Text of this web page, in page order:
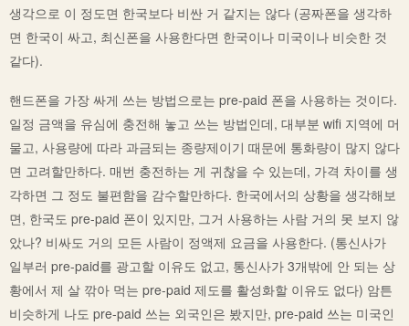
생각으로 이 정도면 한국보다 비싼 거 같지는 않다 (공짜폰을 생각하
면 한국이 싸고, 최신폰을 사용한다면 한국이나 미국이나 비슷한 것
같다).
핸드폰을 가장 싸게 쓰는 방법으로는 pre-paid 폰을 사용하는 것이다.
일정 금액을 유심에 충전해 놓고 쓰는 방법인데, 대부분 wifi 지역에 머
물고, 사용량에 따라 과금되는 종량제이기 때문에 통화량이 많지 않다
면 고려할만하다. 매번 충전하는 게 귀찮을 수 있는데, 가격 차이를 생
각하면 그 정도 불편함을 감수할만하다. 한국에서의 상황을 생각해보
면, 한국도 pre-paid 폰이 있지만, 그거 사용하는 사람 거의 못 보지 않
았나? 비싸도 거의 모든 사람이 정액제 요금을 사용한다. (통신사가
일부러 pre-paid를 광고할 이유도 없고, 통신사가 3개밖에 안 되는 상
황에서 제 살 깎아 먹는 pre-paid 제도를 활성화할 이유도 없다) 암튼
비슷하게 나도 pre-paid 쓰는 외국인은 봤지만, pre-paid 쓰는 미국인